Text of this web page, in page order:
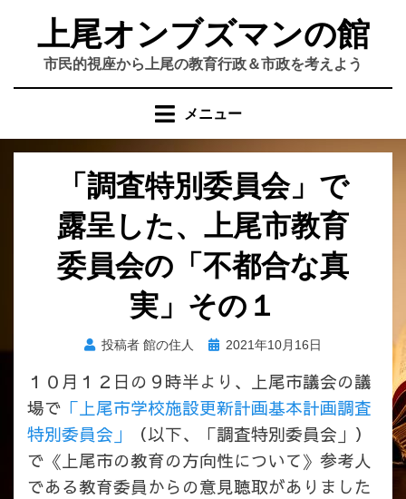
上尾オンブズマンの館
市民的視座から上尾の教育行政＆市政を考えよう
メニュー
「調査特別委員会」で
露呈した、上尾市教育
委員会の「不都合な真
実」その１
投稿者 館の住人
投
日:
2021年10月16日
１０月１２日の９時半より、上尾市議会の議
場で 「上尾市学校施設更新計画基本計画調査
特別委員会」
（以下、「調査特別委員会」）
で《上尾市の教育の方向性について》参考人
である教育委員からの意見聴取がありました